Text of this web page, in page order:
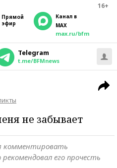
16+
прямой
эфир
Канал в
MAX
max.ru/bfm
Telegram
t.me/BFMnews
не забывает
комментировать
его прочесть